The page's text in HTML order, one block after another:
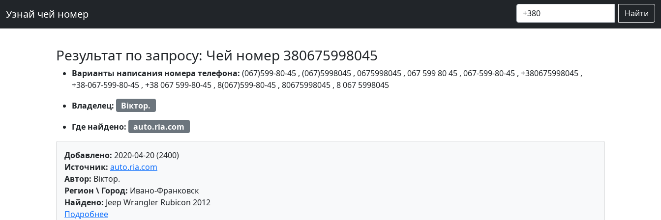
Узнай чей номер Найти
Результат по запросу: Чей номер 380675998045
Варианты написания номера телефона: (067)599-80-45 , (067)5998045 , 0675998045 , 067 599 80 45 , 067-599-80-45 , +380675998045 ,
+38-067-599-80-45 , +38 067 599-80-45 , 8(067)599-80-45 , 80675998045 , 8 067 5998045
Владелец:
Віктор.
Где найдено:
auto.ria.com
Добавлено: 2020-04-20 (2400)
Источник: auto.ria.com
Автор: Віктор.
Регион \ Город: Ивано-Франковск
Найдено: Jeep Wrangler Rubicon 2012
Подробнее